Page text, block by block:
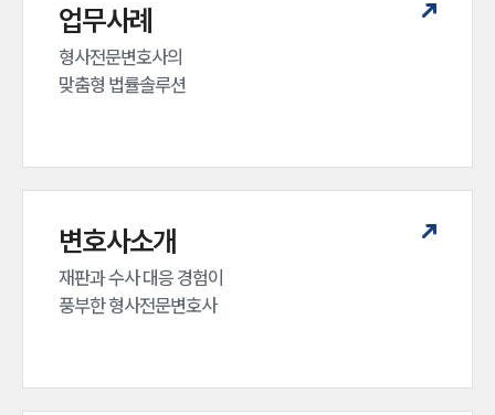
업무사례
형사전문변호사의
맞춤형 법률솔루션
변호사소개
재판과 수사 대응 경험이
풍부한 형사전문변호사